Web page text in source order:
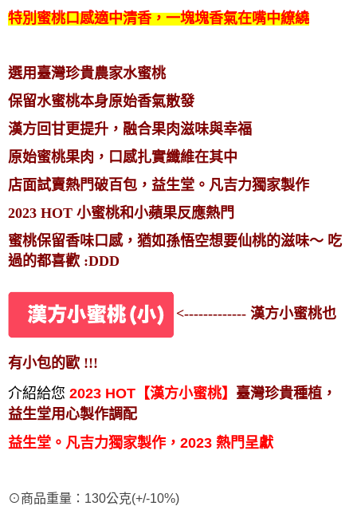
特別蜜桃口感適中清香，一塊塊香氣在嘴中繚繞
選用臺灣珍貴農家水蜜桃
保留水蜜桃本身原始香氣散發
漢方回甘更提升，融合果肉滋味與幸福
原始蜜桃果肉，口感扎實纖維在其中
店面試賣熱門破百包，益生堂。凡吉力獨家製作
2023 HOT 小蜜桃和小蘋果反應熱門
蜜桃保留香味口感，猶如孫悟空想要仙桃的滋味～ 吃
過的都喜歡 :DDD
<------------- 漢方小蜜桃也
有小包的歐 !!!
介紹給您 2023 HOT【漢方小蜜桃】 臺灣珍貴種植，
益生堂用心製作調配
益生堂。凡吉力獨家製作，2023 熱門呈獻
⊙商品重量：130公克(+/-10%)